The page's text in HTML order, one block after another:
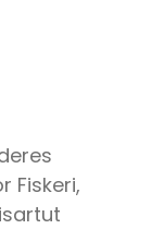
Fiskeri,